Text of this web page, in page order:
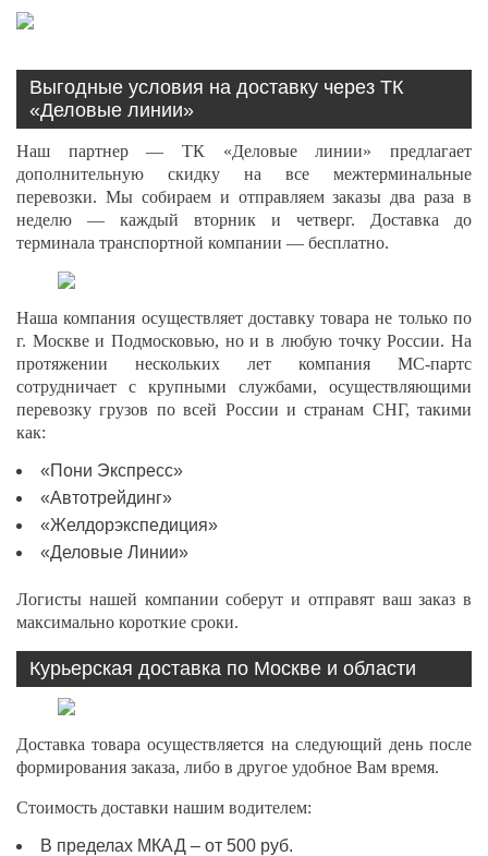
Выгодные условия на доставку через ТК
«Деловые линии»
Наш партнер — ТК «Деловые линии» предлагает
дополнительную скидку на все межтерминальные
перевозки. Мы собираем и отправляем заказы два раза в
неделю — каждый вторник и четверг. Доставка до
терминала транспортной компании — бесплатно.
Наша компания осуществляет доставку товара не только по
г. Москве и Подмосковью, но и в любую точку России. На
протяжении нескольких лет компания МС-партс
сотрудничает с крупными службами, осуществляющими
перевозку грузов по всей России и странам СНГ, такими
как:
«Пони Экспресс»
«Автотрейдинг»
«Желдорэкспедиция»
«Деловые Линии»
Логисты нашей компании соберут и отправят ваш заказ в
максимально короткие сроки.
Курьерская доставка по Москве и области
Доставка товара осуществляется на следующий день после
формирования заказа, либо в другое удобное Вам время.
Стоимость доставки нашим водителем:
В пределах МКАД – от 500 руб.